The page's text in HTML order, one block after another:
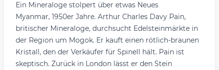
Ein Mineraloge stolpert über etwas Neues
Myanmar, 1950er Jahre. Arthur Charles Davy Pain,
britischer Mineraloge, durchsucht Edelsteinmärkte in
der Region um Mogok. Er kauft einen rötlich-braunen
Kristall, den der Verkäufer für Spinell hält. Pain ist
skeptisch. Zurück in London lässt er den Stein